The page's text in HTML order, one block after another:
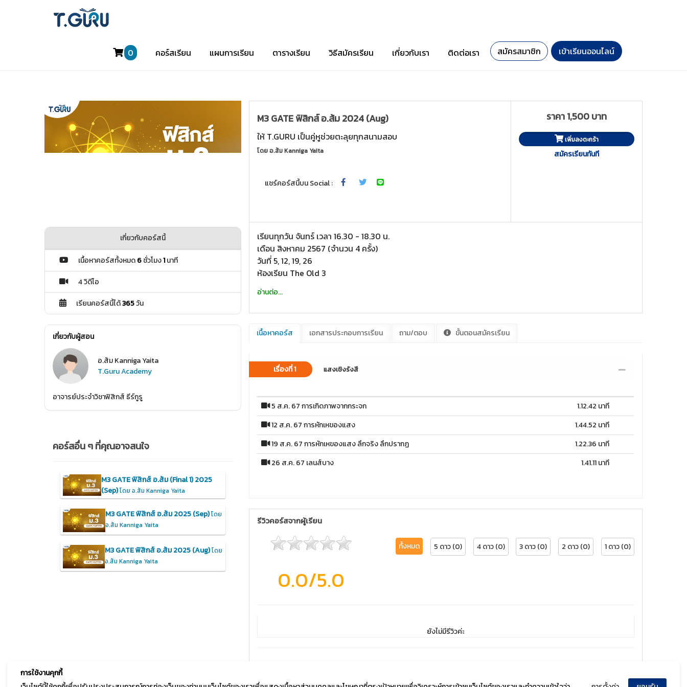
0 คอร์สเรียน แผนการเรียน ตารางเรียน วิธีสมัครเรียน เกี่ยวกับเรา ติดต่อเรา สมัครสมาชิก เข้าเรียนออนไลน์
M3 GATE ฟิสิกส์ อ.ส้ม 2024 (Aug)
ให้ T.GURU เป็นคู่หูช่วยตะลุยทุกสนามสอบ
โดยอ.ส้ม Kanniga Yaita
แชร์คอร์สนี้บน Social :
ราคา 1,500 บาท
เพิ่มลงตะกร้า
สมัครเรียนทันที
เรียนทุกวัน จันทร์ เวลา 16.30 - 18.30 น.
เดือน สิงหาคม 2567 (จำนวน 4 ครั้ง)
วันที่ 5, 12, 19, 26
ห้องเรียน The Old 3
อ่านต่อ...
เนื้อหาคอร์ส เอกสารประกอบการเรียน ถาม/ตอบ ขั้นตอนสมัครเรียน
เรื่องที่ 1 แสงเชิงรังสี
5 ส.ค. 67 การเกิดภาพจากกระจก
1.12.42 นาที
12 ส.ค. 67 การหักเหของแสง
1.44.52 นาที
19 ส.ค. 67 การหักเหของแสง ลึกจริง ลึกปรากฏ
1.22.36 นาที
26 ส.ค. 67 เลนส์บาง
1.41.11 นาที
รีวิวคอร์สจากผู้เรียน
0.0/5.0
ทั้งหมด 5 ดาว (0) 4 ดาว (0) 3 ดาว (0) 2 ดาว (0) 1 ดาว (0)
ยังไม่มีรีวิวค่ะ
เกี่ยวกับคอร์สนี้
เนื้อหาคอร์สทั้งหมด6ชั่วโมง1นาที
4 วิดีโอ
เรียนคอร์สนี้ได้365วัน
เกี่ยวกับผู้สอน
อ.ส้ม Kanniga Yaita
T.Guru Academy
อาจารย์ประจำวิชาฟิสิกส์ ธีร์กูรู
คอร์สอื่น ๆ ที่คุณอาจสนใจ
M3 GATE ฟิสิกส์ อ.ส้ม (Final 1) 2025
(Sep)โดย อ.ส้ม Kanniga Yaita
M3 GATE ฟิสิกส์ อ.ส้ม 2025 (Sep)โดย
อ.ส้ม Kanniga Yaita
M3 GATE ฟิสิกส์ อ.ส้ม 2025 (Aug)โดย
อ.ส้ม Kanniga Yaita
การใช้งานคุกกี้